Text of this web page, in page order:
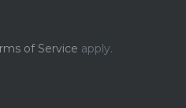
of Service apply.